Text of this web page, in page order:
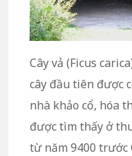
Cây vả (Ficus
cây đầu tiên được
nhà khảo cổ, hóa
được tìm thấy ở
từ năm 9400 trước